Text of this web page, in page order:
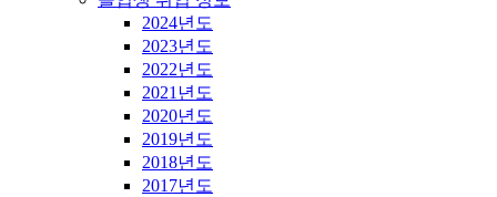
2024년도
2023년도
2022년도
2021년도
2020년도
2019년도
2018년도
2017년도